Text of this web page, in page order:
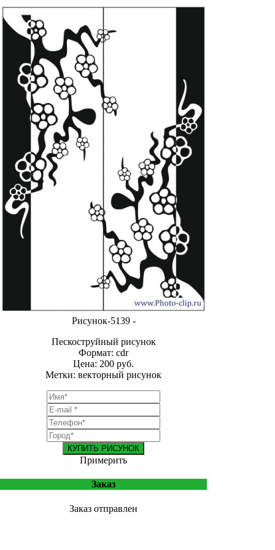
Рисунок-5139 -
Пескоструйный рисунок
Формат: cdr
Цена: 200 руб.
Метки: векторный рисунок
КУПИТЬ РИСУНОК
Примерить
Заказ
Заказ отправлен